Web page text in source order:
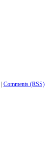
Comments (RSS)